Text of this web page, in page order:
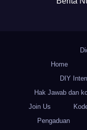
Home
DIY
Hak Jawab dan
Join Us
Pengaduan